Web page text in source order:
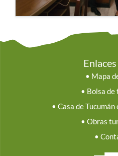
• Mapa
• Bolsa de
• Casa de Tucumán
• Obras
•